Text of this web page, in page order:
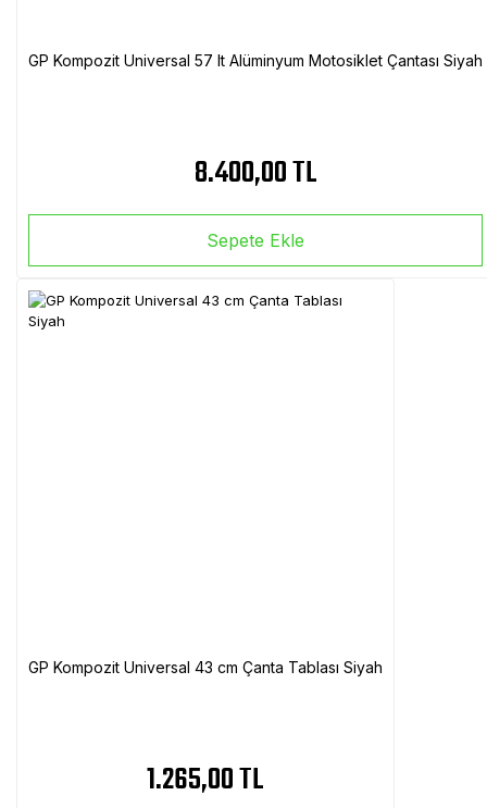
GP Kompozit Universal 57 lt Alüminyum Motosiklet Çantası Siyah
8.400,00 TL
Sepete Ekle
GP Kompozit Universal 43 cm Çanta Tablası Siyah
1.265,00 TL